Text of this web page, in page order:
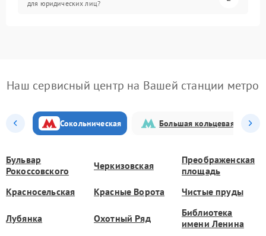
для юридических лиц?
Наш сервисный центр на Вашей станции метро
Сокольническая Большая кольцевая
Бульвар
Рокоссовского
Черкизовская
Преображенская
площадь
Красносельская
Красные Ворота Чистые пруды
Лубянка Охотный Ряд
Библиотека
имени Ленина